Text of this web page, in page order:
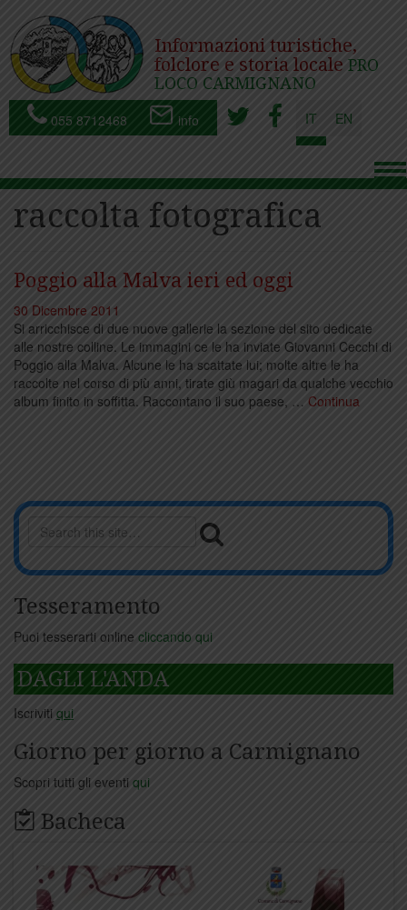
Informazioni turistiche,
folclore e storia locale PRO
LOCO CARMIGNANO
055 8712468 info IT EN
raccolta fotografica
Poggio alla Malva ieri ed oggi
30 Dicembre 2011
Si arricchisce di due nuove gallerie la sezione del sito dedicate
alle nostre colline. Le immagini ce le ha inviate Giovanni Cecchi di
Poggio alla Malva. Alcune le ha scattate lui; molte altre le ha
raccolte nel corso di più anni, tirate giù magari da qualche vecchio
album finito in soffitta. Raccontano il suo paese, … Continua
Tesseramento
Puoi tesserarti online cliccando qui
DAGLI L'ANDA
Iscriviti qui
Giorno per giorno a Carmignano
Scopri tutti gli eventi qui
Bacheca